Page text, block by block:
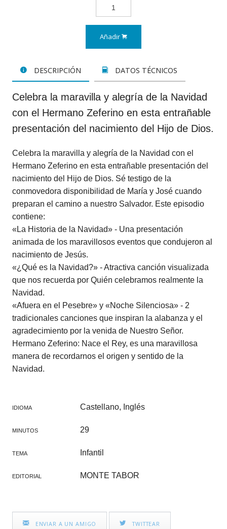
Añadir
DESCRIPCIÓN DATOS TÉCNICOS
Celebra la maravilla y alegría de la Navidad
con el Hermano Zeferino en esta entrañable
presentación del nacimiento del Hijo de Dios.
Celebra la maravilla y alegría de la Navidad con el
Hermano Zeferino en esta entrañable presentación del
nacimiento del Hijo de Dios. Sé testigo de la
conmovedora disponibilidad de María y José cuando
preparan el camino a nuestro Salvador. Este episodio
contiene:
«La Historia de la Navidad» - Una presentación
animada de los maravillosos eventos que condujeron al
nacimiento de Jesús.
«¿Qué es la Navidad?» - Atractiva canción visualizada
que nos recuerda por Quién celebramos realmente la
Navidad.
«Afuera en el Pesebre» y «Noche Silenciosa» - 2
tradicionales canciones que inspiran la alabanza y el
agradecimiento por la venida de Nuestro Señor.
Hermano Zeferino: Nace el Rey, es una maravillosa
manera de recordarnos el origen y sentido de la
Navidad.
IDIOMA Castellano, Inglés
MINUTOS 29
TEMA Infantil
EDITORIAL MONTE TABOR
ENVIAR A UN AMIGO TWITTEAR